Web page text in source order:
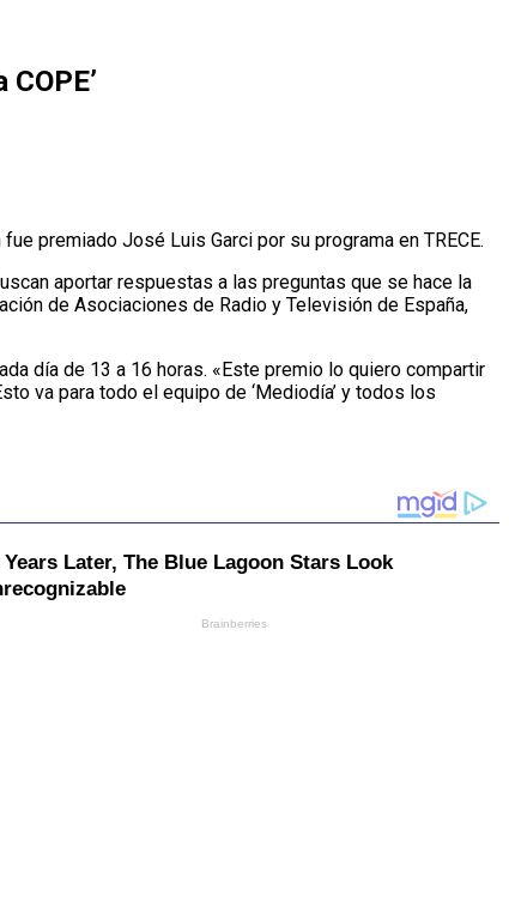
premiado José Luis Garci por su programa en TRECE.
aportar respuestas a las preguntas que se hace la
de Asociaciones de Radio y Televisión de España,
día de 13 a 16 horas. «Este premio lo quiero compartir
va para todo el equipo de ‘Mediodía’ y todos los